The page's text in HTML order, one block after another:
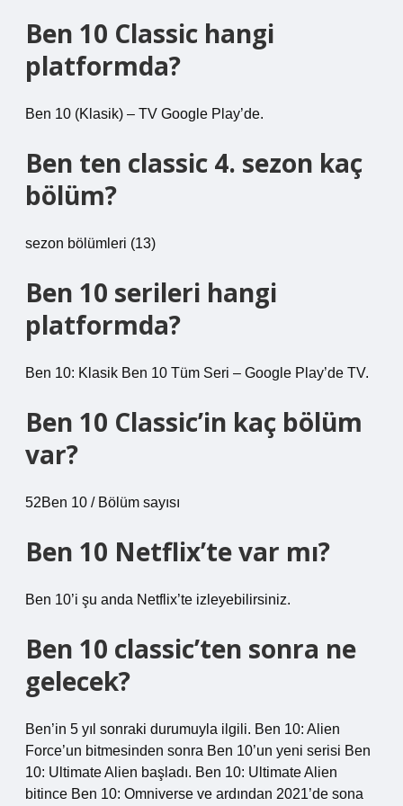
Ben 10 Classic hangi
platformda?
Ben 10 (Klasik) – TV Google Play’de.
Ben ten classic 4. sezon kaç
bölüm?
sezon bölümleri (13)
Ben 10 serileri hangi
platformda?
Ben 10: Klasik Ben 10 Tüm Seri – Google Play’de TV.
Ben 10 Classic’in kaç bölüm
var?
52Ben 10 / Bölüm sayısı
Ben 10 Netflix’te var mı?
Ben 10’i şu anda Netflix’te izleyebilirsiniz.
Ben 10 classic’ten sonra ne
gelecek?
Ben’in 5 yıl sonraki durumuyla ilgili. Ben 10: Alien
Force’un bitmesinden sonra Ben 10’un yeni serisi Ben
10: Ultimate Alien başladı. Ben 10: Ultimate Alien
bitince Ben 10: Omniverse ve ardından 2021’de sona